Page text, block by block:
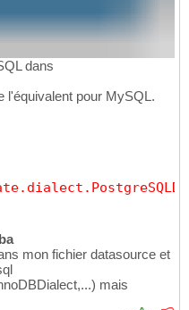
dans
l'équivalent pour MySQL.
mon fichier datasource et
mais